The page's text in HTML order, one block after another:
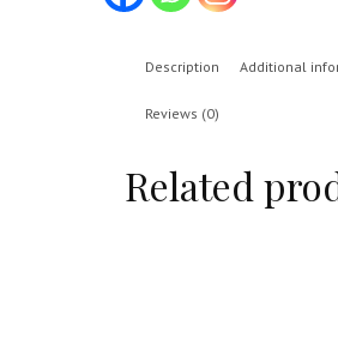
Description Additional
Reviews (0)
Related